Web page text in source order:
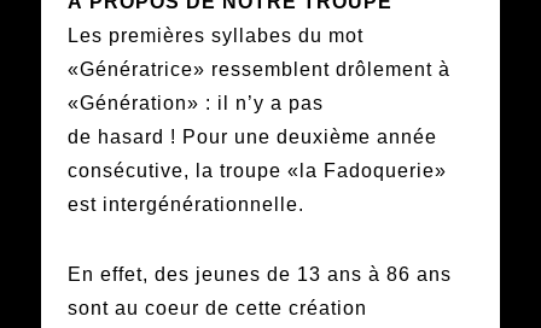
Les premières syllabes du mot
«Génératrice» ressemblent drôlement à
«Génération» : il n’y a pas
de hasard ! Pour une deuxième année
consécutive, la troupe «la Fadoquerie»
est intergénérationnelle.
En effet, des jeunes de 13 ans à 86 ans
sont au coeur de cette création